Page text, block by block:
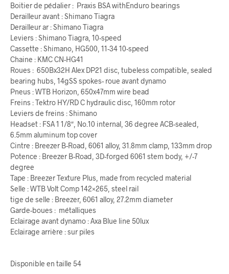
Boitier de pédalier : Praxis BSA withEnduro bearings
Derailleur avant : Shimano Tiagra
Derailleur ar : Shimano Tiagra
Leviers : Shimano Tiagra, 10-speed
Cassette : Shimano, HG500, 11-34 10-speed
Chaine : KMC CN-HG41
Roues : 650Bx32H Alex DP21 disc, tubeless compatible, sealed
bearing hubs, 14gSS spokes- roue avant dynamo
Pneus : WTB Horizon, 650x47mm wire bead
Freins : Tektro HY/RD C hydraulic disc, 160mm rotor
Leviers de freins : Shimano
Headset : FSA 1 1/8″, No.10 internal, 36 degree ACB-sealed,
6.5mm aluminum top cover
Cintre : Breezer B-Road, 6061 alloy, 31.8mm clamp, 133mm drop
Potence : Breezer B-Road, 3D-forged 6061 stem body, +/-7
degree
Tape : Breezer Texture Plus, made from recycled material
Selle : WTB Volt Comp 142×265, steel rail
tige de selle : Breezer, 6061 alloy, 27.2mm diameter
Garde-boues : métalliques
Eclairage avant dynamo : Axa Blue line 50lux
Eclairage arrière : sur piles
Disponible en taille 54